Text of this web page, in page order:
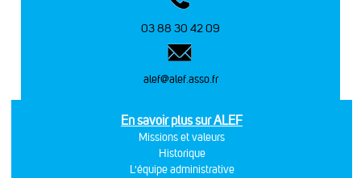
03 88 30 42 09
alef@alef.asso.fr
En savoir plus sur ALEF
Missions et valeurs
Historique
L'équipe administrative